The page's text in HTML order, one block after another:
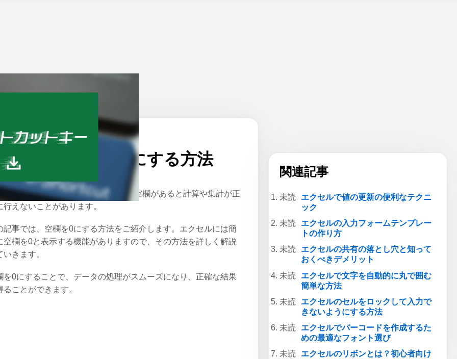
ム > Excel 公開日：2024/06/11
クセルで空欄を0にする方法
セルを使ってデータを整理する際、空欄があると計算や集計が正
行えないことがあります。
記事では、空欄を0にする方法をご紹介します。エクセルには簡
空欄を0と表示する機能がありますので、その方法を詳しく解説
いきます。
を0にすることで、データの処理がスムーズになり、正確な結果
ることができます。
関連記事
エクセルで値の更新の便利なテクニ
ック
エクセルの入力フォームテンプレー
トの作り方
エクセルの共有の落とし穴と知って
おくべきデメリット
エクセルで文字を自動的に丸で囲む
簡単な方法
エクセルのセルをロックして入力で
きないようにする方法
エクセルでバーコードを作成するた
めの最適なフォント選び
エクセルのリボンとは？初心者向け